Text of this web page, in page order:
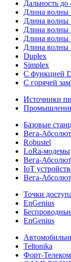
Дальность до
Длина волны
Длина волны
Длина волны
Длина волны
Длина волны
Duplex
Simplex
С функцией
С горячей
Источники
Базовые
Вега-Абсолют
Robustel
LoRa-модемы
Вега-Абсолют
IoT
Вега-Абсолют
Точки
EnGenius
EnGenius
Teltonika
Форт-Телеком